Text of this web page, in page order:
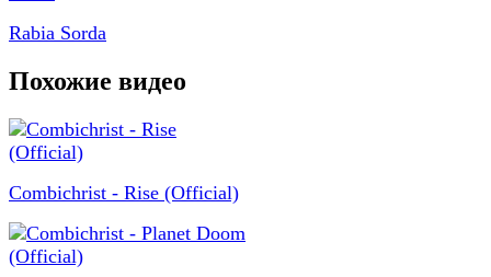
Rabia Sorda
Похожие видео
Combichrist - Rise (Official)